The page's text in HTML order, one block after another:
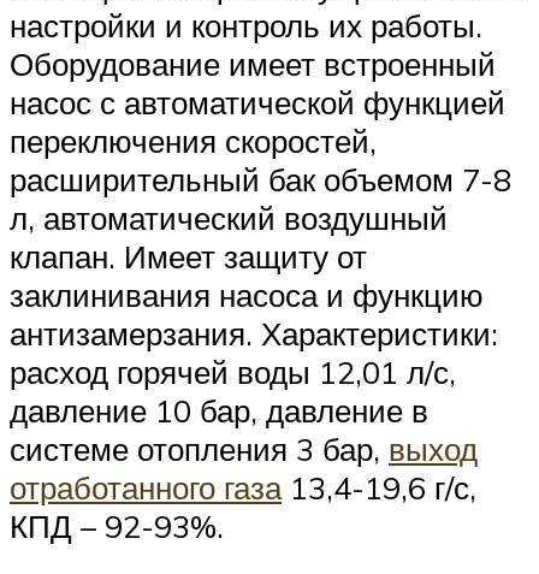
настройки и контроль их работы.
Оборудование имеет встроенный
насос с автоматической функцией
переключения скоростей,
расширительный бак объемом 7-8
л, автоматический воздушный
клапан. Имеет защиту от
заклинивания насоса и функцию
антизамерзания. Характеристики:
расход горячей воды 12,01 л/с,
давление 10 бар, давление в
системе отопления 3 бар, выход
отработанного газа13,4-19,6 г/с,
КПД – 92-93%.